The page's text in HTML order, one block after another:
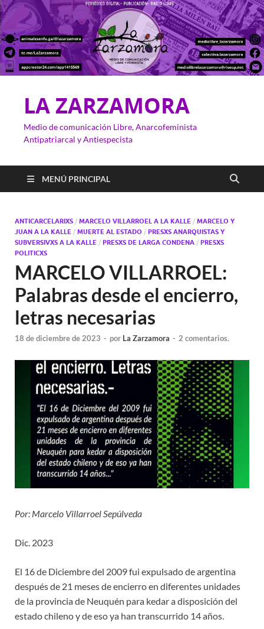
LA ZARZAMORA
Medio de comunicación Libre, Anarcofeminista
Antipatriarcal y Antiespecista
MENÚ PRINCIPAL
ANTICARCELARIXS / MARCELO VILLARROEL A LA KALLE / MARCELO Y
JUAN A LA KALLE / MUERTE AL ESTADO / PRESXS ANARQUISTAS Y
SUBVERSIVXS A LA KALLE / PRESXS DE LARGA CONDENA / PRESXS
POLITICXS
MARCELO VILLARROEL:
Palabras desde el encierro,
letras necesarias
18 de diciembre de 2023 - por La Zarzamora - 2 comentarios.
Por: Marcelo Villarroel Sepúlveda
Dic. 2023
El 16 de Diciembre del 2009 fui expulsado de argentina
después de 21 meses de encierro en diferentes unidades
de la provincia de Neuquén para kedar a disposición del
estado chileno y de eso ya han transcurrido 14 años.